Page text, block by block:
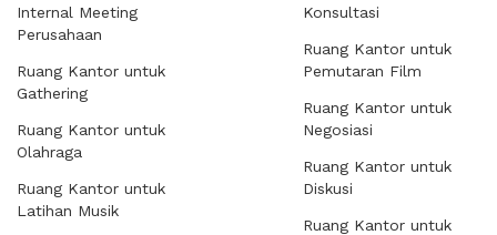
Internal Meeting
Perusahaan
Ruang Kantor untuk
Gathering
Ruang Kantor untuk
Olahraga
Ruang Kantor untuk
Latihan Musik
Konsultasi
Ruang Kantor untuk
Pemutaran Film
Ruang Kantor untuk
Negosiasi
Ruang Kantor untuk
Diskusi
Ruang Kantor untuk